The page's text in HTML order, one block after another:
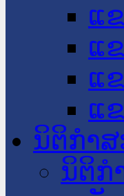
ແ
ແ
ແ
ແ
ນິຕິກໍາສ
ນິຕິກ